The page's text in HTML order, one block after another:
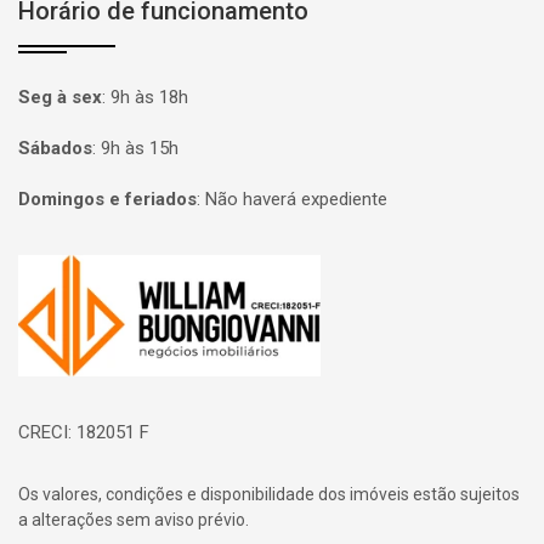
Horário de funcionamento
Seg à sex: 9h às 18h
Sábados: 9h às 15h
Domingos e feriados: Não haverá expediente
Página inicial
CRECI: 182051 F
Os valores, condições e disponibilidade dos imóveis estão sujeitos
a alterações sem aviso prévio.